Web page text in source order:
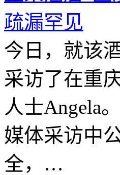
疏漏罕见
今日，就该
采访了在重
人士Angela
媒体采访中
全，…